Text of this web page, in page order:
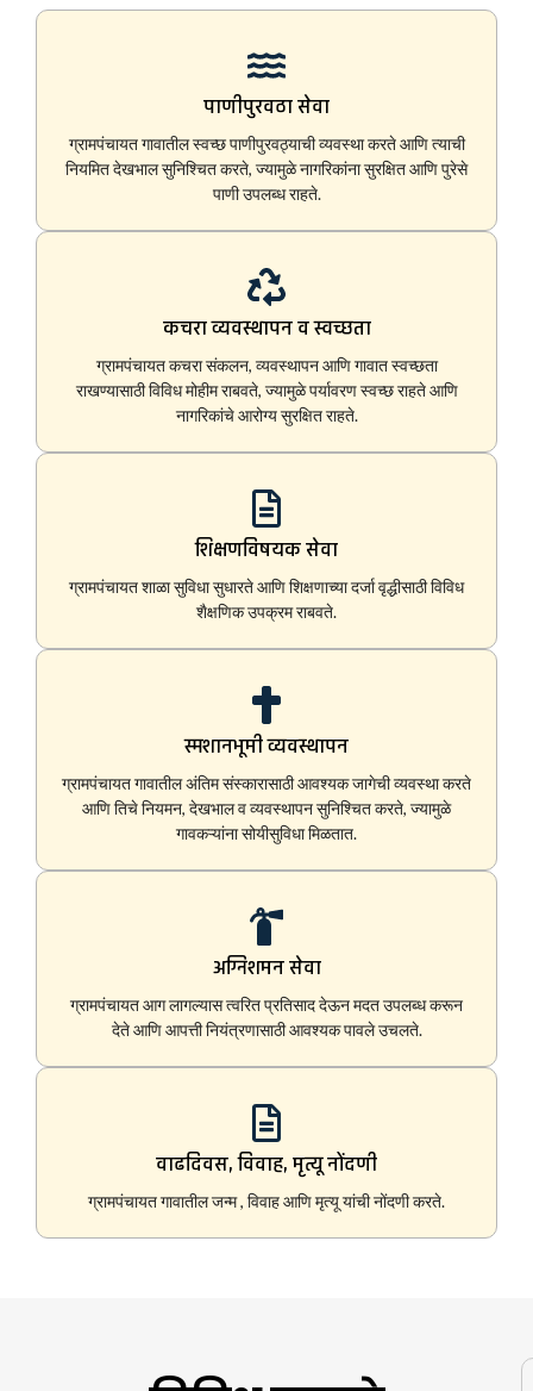
पाणीपुरवठा सेवा
ग्रामपंचायत गावातील स्वच्छ पाणीपुरवठ्याची व्यवस्था करते आणि त्याची
नियमित देखभाल सुनिश्चित करते, ज्यामुळे नागरिकांना सुरक्षित आणि पुरेसे
पाणी उपलब्ध राहते.
कचरा व्यवस्थापन व स्वच्छता
ग्रामपंचायत कचरा संकलन, व्यवस्थापन आणि गावात स्वच्छता
राखण्यासाठी विविध मोहीम राबवते, ज्यामुळे पर्यावरण स्वच्छ राहते आणि
नागरिकांचे आरोग्य सुरक्षित राहते.
शिक्षणविषयक सेवा
ग्रामपंचायत शाळा सुविधा सुधारते आणि शिक्षणाच्या दर्जा वृद्धीसाठी विविध
शैक्षणिक उपक्रम राबवते.
स्मशानभूमी व्यवस्थापन
ग्रामपंचायत गावातील अंतिम संस्कारासाठी आवश्यक जागेची व्यवस्था करते
आणि तिचे नियमन, देखभाल व व्यवस्थापन सुनिश्चित करते, ज्यामुळे
गावकऱ्यांना सोयीसुविधा मिळतात.
अग्निशमन सेवा
ग्रामपंचायत आग लागल्यास त्वरित प्रतिसाद देऊन मदत उपलब्ध करून
देते आणि आपत्ती नियंत्रणासाठी आवश्यक पावले उचलते.
वाढदिवस, विवाह, मृत्यू नोंदणी
ग्रामपंचायत गावातील जन्म , विवाह आणि मृत्यू यांची नोंदणी करते.